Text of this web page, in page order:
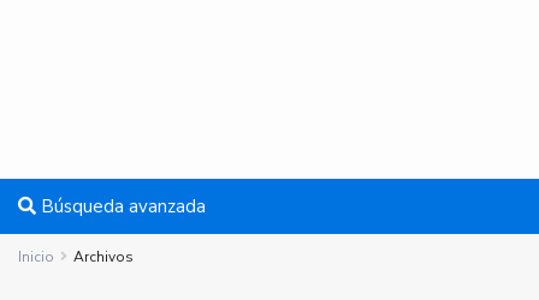
Búsqueda avanzada
Inicio Archivos